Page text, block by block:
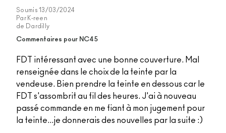
Soumis13/03/2024
Par K-reen
de
Dardilly
Commentaires pour NC45
FDT intéressant avec une bonne couverture. Mal
renseignée dans le choix de la teinte par la
vendeuse. Bien prendre la teinte en dessous car le
FDT s'assombrit au fil des heures. J'ai à nouveau
passé commande en me fiant à mon jugement pour
la teinte...je donnerais des nouvelles par la suite :)